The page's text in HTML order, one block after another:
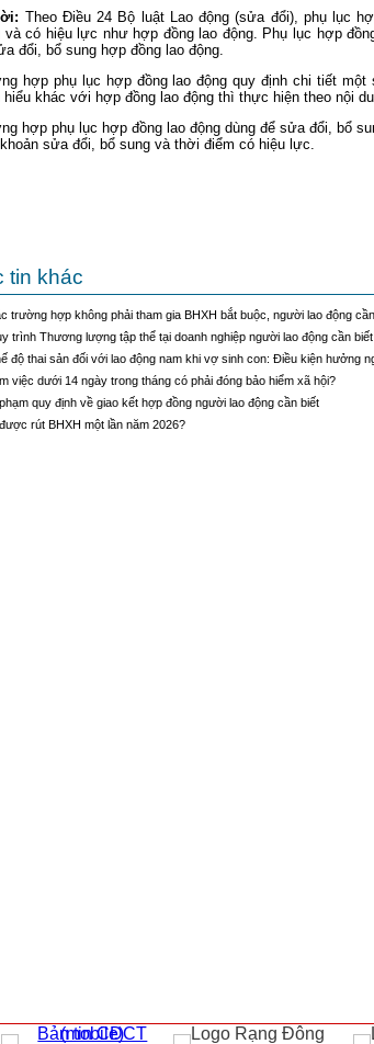
Theo Điều 24 Bộ luật Lao động (sửa đổi), phụ lục
và có hiệu lực như hợp đồng lao động. Phụ lục hợp
đổi, bổ sung hợp đồng lao động.
hợp phụ lục hợp đồng lao động quy định chi tiết
hiểu khác với hợp đồng lao động thì thực hiện theo nội
hợp phụ lục hợp đồng lao động dùng để sửa đổi, bổ
sửa đổi, bổ sung và thời điểm có hiệu lực.
tin khác
trường hợp không phải tham gia BHXH bắt buộc, người lao động
trình Thương lượng tập thể tại doanh nghiệp người lao động cần biết
độ thai sản đối với lao động nam khi vợ sinh con: Điều kiện hưởng
việc dưới 14 ngày trong tháng có phải đóng bảo hiểm xã hội?
quy định về giao kết hợp đồng người lao động cần biết
rút BHXH một lần năm 2026?